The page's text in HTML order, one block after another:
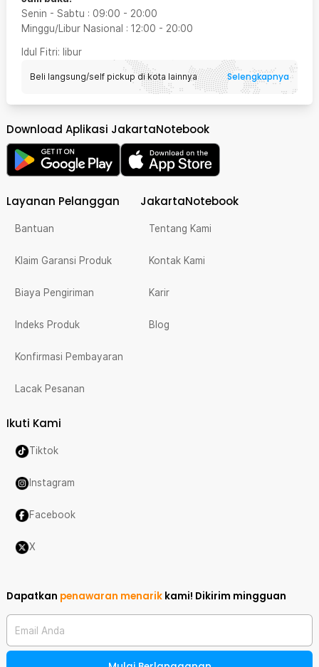
Senin - Sabtu : 09:00 - 20:00
Minggu/Libur Nasional : 12:00 - 20:00
Idul Fitri: libur
Beli langsung/self pickup di kota lainnya Selengkapnya
Download Aplikasi JakartaNotebook
Layanan Pelanggan
Bantuan
Klaim Garansi Produk
Biaya Pengiriman
Indeks Produk
Konfirmasi Pembayaran
Lacak Pesanan
JakartaNotebook
Tentang Kami
Kontak Kami
Karir
Blog
Ikuti Kami
Tiktok
Instagram
Facebook
X
Dapatkan penawaran menarik kami! Dikirim mingguan
Email Anda